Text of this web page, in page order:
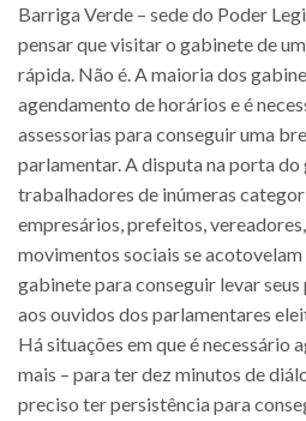
Barriga Verde – sede do Poder
pensar que visitar o gabinete de
rápida. Não é. A maioria dos
agendamento de horários e é
assessorias para conseguir uma
parlamentar. A disputa na porta do
trabalhadores de inúmeras
empresários, prefeitos,
movimentos sociais se acotovelam
gabinete para conseguir levar seus
aos ouvidos dos parlamentares
Há situações em que é necessário
mais – para ter dez minutos de
preciso ter persistência para